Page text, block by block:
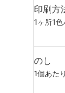
印刷方
1ヶ所1
のし
1個あたり